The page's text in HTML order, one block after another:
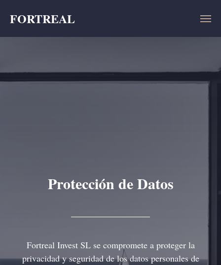
FORTREAL
Protección de Datos
Fortreal Invest SL se compromete a proteger la
privacidad y seguridad de los datos personales de